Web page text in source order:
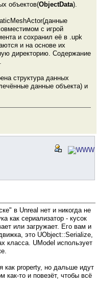
объектов(ObjectData).
с игрой
и сохранил её в .upk
и на основе их
директорию. Содержание
структура данных
данные объекта) и
в Unreal нет и никогда не
как сериализатор - кусок
или загружает. Его вам и
это UObject::Serialize,
класса. UModel использует
как property, но дальше идут
то и повезёт, чтобы всё